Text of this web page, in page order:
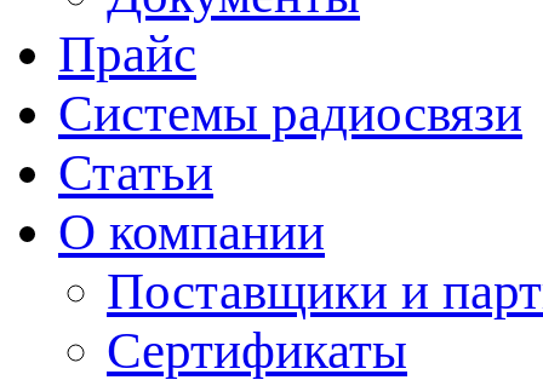
Прайс
Системы радиосвязи
Статьи
О компании
Поставщики и
Cертификаты